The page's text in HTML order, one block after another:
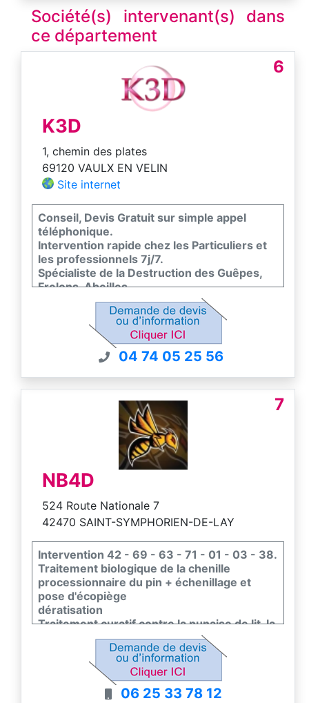
Société(s) intervenant(s) dans
ce département
6
K3D
1, chemin des plates
69120 VAULX EN VELIN
Site internet
Conseil, Devis Gratuit sur simple appel
téléphonique.
Intervention rapide chez les Particuliers et
les professionnels 7j/7.
Spécialiste de la Destruction des Guêpes,
Frelons, Abeilles.
Toutes hauteurs - Traitement avec garantie
Agrément Ministériel et RC professionnelle
04 74 05 25 56
7
NB4D
524 Route Nationale 7
42470 SAINT-SYMPHORIEN-DE-LAY
Intervention 42 - 69 - 63 - 71 - 01 - 03 - 38.
Traitement biologique de la chenille
processionnaire du pin + échenillage et
pose d'écopiège
dératisation
Traitement curatif contre la punaise de lit, la
puce, cafard et blattes
Destruction de nid de guêpe, frelon
européen et asiatique.
Traitement biologique de la pyrale du buis
Traitement par nématode du charançon
06 25 33 78 12